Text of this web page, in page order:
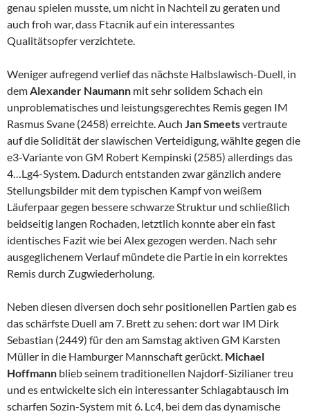
genau spielen musste, um nicht in Nachteil zu geraten und
auch froh war, dass Ftacnik auf ein interessantes
Qualitätsopfer verzichtete.
Weniger aufregend verlief das nächste Halbslawisch-Duell, in
demAlexander Naumann mit sehr solidem Schach ein
unproblematisches und leistungsgerechtes Remis gegen IM
Rasmus Svane (2458) erreichte. Auch Jan Smeetsvertraute
auf die Solidität der slawischen Verteidigung, wählte gegen die
e3-Variante von GM Robert Kempinski (2585) allerdings das
4…Lg4-System. Dadurch entstanden zwar gänzlich andere
Stellungsbilder mit dem typischen Kampf von weißem
Läuferpaar gegen bessere schwarze Struktur und schließlich
beidseitig langen Rochaden, letztlich konnte aber ein fast
identisches Fazit wie bei Alex gezogen werden. Nach sehr
ausgeglichenem Verlauf mündete die Partie in ein korrektes
Remis durch Zugwiederholung.
Neben diesen diversen doch sehr positionellen Partien gab es
das schärfste Duell am 7. Brett zu sehen: dort war IM Dirk
Sebastian (2449) für den am Samstag aktiven GM Karsten
Müller in die Hamburger Mannschaft gerückt. Michael
Hoffmann blieb seinem traditionellen Najdorf-Sizilianer treu
und es entwickelte sich ein interessanter Schlagabtausch im
scharfen Sozin-System mit 6. Lc4, bei dem das dynamische